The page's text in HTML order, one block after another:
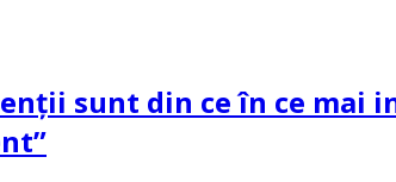
sunt din ce în ce